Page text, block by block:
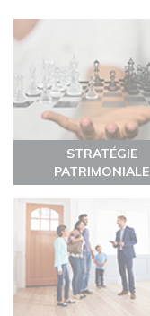
STRATÉGIE
PATRIMONIALE